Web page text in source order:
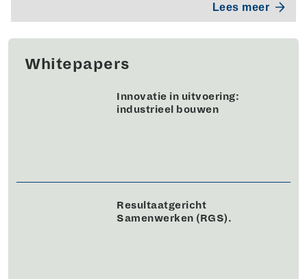
Lees meer
Whitepapers
Innovatie in uitvoering:
industrieel bouwen
Resultaatgericht
Samenwerken (RGS).